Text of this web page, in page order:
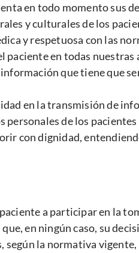
en todo momento sus
y culturales de los
y respetuosa con las
paciente en todas nuestras
que tiene que
en la transmisión de
personales de los
con dignidad,
a participar en la
en ningún caso, su
según la normativa